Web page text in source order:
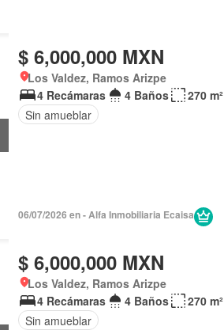
$ 6,000,000 MXN
Los Valdez, Ramos Arizpe
4 Recámaras
4 Baños
270 m²
Sin amueblar
06/07/2026 en - Alfa Inmobiliaria Ecaisa
$ 6,000,000 MXN
Los Valdez, Ramos Arizpe
4 Recámaras
4 Baños
270 m²
Sin amueblar